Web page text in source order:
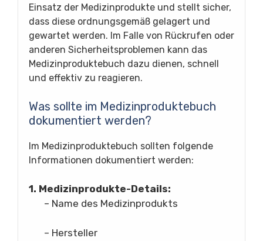
Einsatz der Medizinprodukte und stellt sicher,
dass diese ordnungsgemäß gelagert und
gewartet werden. Im Falle von Rückrufen oder
anderen Sicherheitsproblemen kann das
Medizinproduktebuch dazu dienen, schnell
und effektiv zu reagieren.
Was sollte im Medizinproduktebuch
dokumentiert werden?
Im Medizinproduktebuch sollten folgende
Informationen dokumentiert werden:
1. Medizinprodukte-Details:
– Name des Medizinprodukts
– Hersteller